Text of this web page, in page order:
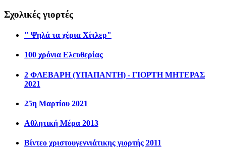
Σχολικές γιορτές
" Ψηλά τα χέρια Χίτλερ"
100 χρόνια Ελευθερίας
2 ΦΛΕΒΑΡΗ (ΥΠΑΠΑΝΤΗ) - ΓΙΟΡΤΗ ΜΗΤΕΡΑΣ
2021
25η Μαρτίου 2021
Αθλητική Μέρα 2013
Βίντεο χριστουγεννιάτικης γιορτής 2011